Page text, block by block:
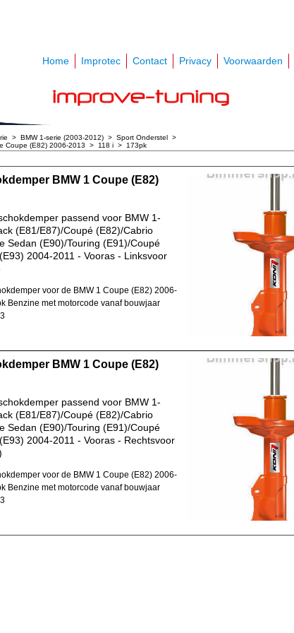
Home Improtec Contact Privacy Voorwaarden
> BMW 1-serie (2003-2012) > Sport Onderstel >
Coupe (E82) 2006-2013 > 118 i > 173pk
BMW 1 Coupe (E82)
passend voor BMW 1-
(E81/E87)/Coupé (E82)/Cabrio
Sedan (E90)/Touring (E91)/Coupé
2004-2011 - Vooras - Linksvoor
voor de BMW 1 Coupe (E82) 2006-
Benzine met motorcode vanaf bouwjaar
BMW 1 Coupe (E82)
passend voor BMW 1-
(E81/E87)/Coupé (E82)/Cabrio
Sedan (E90)/Touring (E91)/Coupé
2004-2011 - Vooras - Rechtsvoor
voor de BMW 1 Coupe (E82) 2006-
Benzine met motorcode vanaf bouwjaar